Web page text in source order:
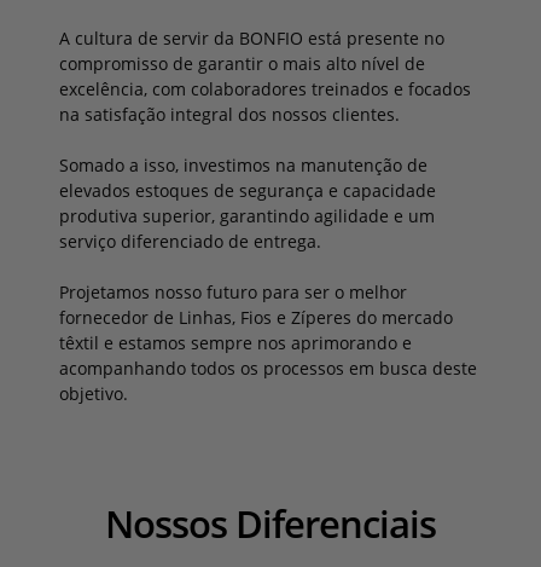
A cultura de servir da BONFIO está presente no
compromisso de garantir o mais alto nível de
excelência, com colaboradores treinados e focados
na satisfação integral dos nossos clientes.
Somado a isso, investimos na manutenção de
elevados estoques de segurança e capacidade
produtiva superior, garantindo agilidade e um
serviço diferenciado de entrega.
Projetamos nosso futuro para ser o melhor
fornecedor de Linhas, Fios e Zíperes do mercado
têxtil e estamos sempre nos aprimorando e
acompanhando todos os processos em busca deste
objetivo.
Nossos Diferenciais